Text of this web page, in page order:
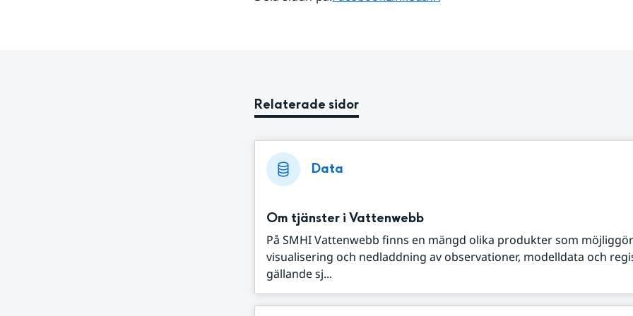
Relaterade sidor
Data
Om tjänster i Vattenwebb
På SMHI Vattenwebb finns en mängd olika produkter som möjliggör
visualisering och nedladdning av observationer, modelldata och
gällande sj...